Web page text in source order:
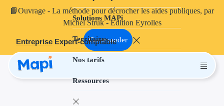
📘Ouvrage - La méthode pour décrocher les aides publiques, par
Michel Struk - Édition Eyrolles
Commander
Entreprise Expert-comptable
Solutions MAPi
Territoires
Nos tarifs
Ressources
Projets finançables
Aides à
Aides